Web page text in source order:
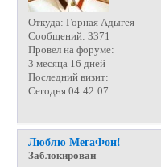
Откуда: Горная Адыгея
Сообщений: 3371
Провел на форуме:
3 месяца 16 дней
Последний визит:
Сегодня 04:42:07
Люблю МегаФон!
Заблокирован